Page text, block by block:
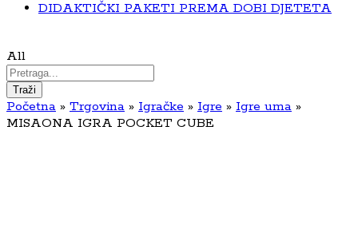
DIDAKTIČKI PAKETI PREMA DOBI DJETETA
All
Traži
Početna » Trgovina » Igračke » Igre » Igre uma »
MISAONA IGRA POCKET CUBE